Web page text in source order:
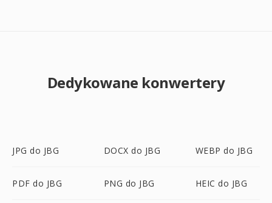
Dedykowane konwertery
JPG do JBG DOCX do JBG WEBP do JBG
PDF do JBG PNG do JBG HEIC do JBG